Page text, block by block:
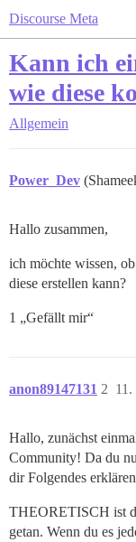
Discourse Meta
Kann ich
wie diese
Allgemein
Power_Dev
Hallo zusammen,
ich möchte wissen,
diese erstellen kann?
1 „Gefällt mir“
anon89147131 2
Hallo, zunächst
Community! Da du
dir Folgendes
THEORETISCH ist
getan. Wenn du es